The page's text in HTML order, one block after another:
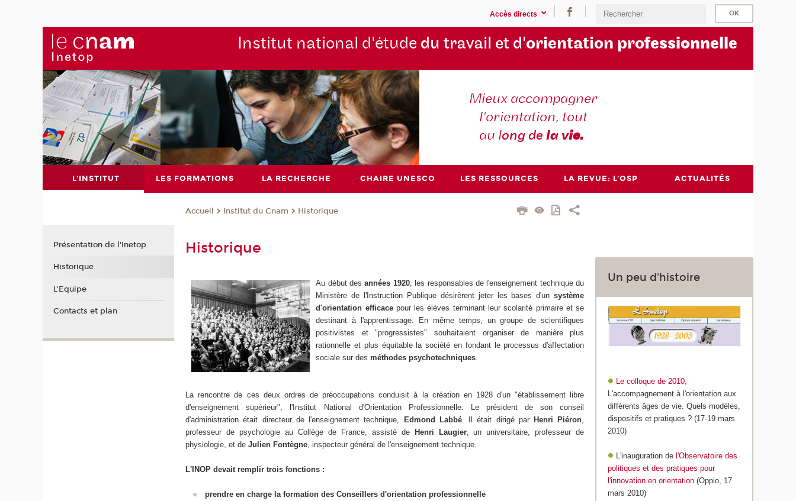
Accès directs
Institut national d'étude du travail et d'orientation professionnelle
Mieux accompagner
l'orientation, tout
au long dela vie.
L'INSTITUT LES FORMATIONS LA RECHERCHE CHAIRE UNESCO LES RESSOURCES LA REVUE: L'OSP ACTUALITÉS
Accueil Institut du Cnam Historique
Historique
Au début desannées 1920, les responsables de l'enseignement technique du
Ministère de l'Instruction Publique désirèrent jeter les bases d'unsystème
d'orientation efficacepour les élèves terminant leur scolarité primaire et se
destinant à l'apprentissage. En même temps, un groupe de scientifiques
positivistes et "progressistes" souhaitaient organiser de manière plus
rationnelle et plus équitable la société en fondant le processus d'affectation
sociale sur desméthodes psychotechniques
La rencontre de ces deux ordres de préoccupations conduisit à la création en 1928 d'un "établissement libre
d'enseignement supérieur", l'Institut National d'Orientation Professionnelle. Le président de son conseil
d'administration était directeur de l'enseignement technique,
Edmond Labbé. Il était dirigé par Henri Piéron
professeur de psychologie au Collège de France, assisté de
Henri Laugier, un universitaire, professeur de
physiologie, et deJulien Fontègne , inspecteur général de l'enseignement technique.
L'INOP devait remplir trois fonctions :
prendre en charge la formation des Conseillers d'orientation professionnelle
Un peu d'histoire
Le colloque de 2010,
L'accompagnement à l'orientation aux
différents âges de vie. Quels modèles,
dispositifs et pratiques ? (17-19 mars
2010)
L'inauguration de l'Observatoire des
politiques et des pratiques pour
l'innovation en orientation (Oppio, 17
mars 2010)
Présentation de l'Inetop
Historique
L'Equipe
Contacts et plan